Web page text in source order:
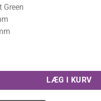
Green
Green glasrondeller antal
LÆG I KURV